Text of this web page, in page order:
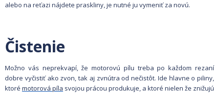
alebo na reťazi nájdete praskliny, je nutné ju vymeniť za novú.
Čistenie
Možno vás neprekvapí, že motorovú pílu treba po každom rezaní
dobre vyčistiť ako zvon, tak aj zvnútra od nečistôt. Ide hlavne o piliny,
ktoré motorová píla svojou prácou produkuje, a ktoré nielen že znižujú